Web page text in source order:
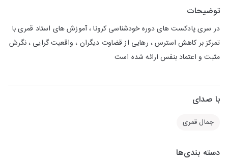
توضیحات
در سری پادکست های دوره خودشناسی کرونا ، آموزش های استاد قمری با
تمرکز بر کاهش استرس ، رهایی از قضاوت دیگران ، واقعیت گرایی ، نگرش
مثبت و اعتماد بنفس ارائه شده است
با صدای
جمال قمری
دسته بندی‌ها